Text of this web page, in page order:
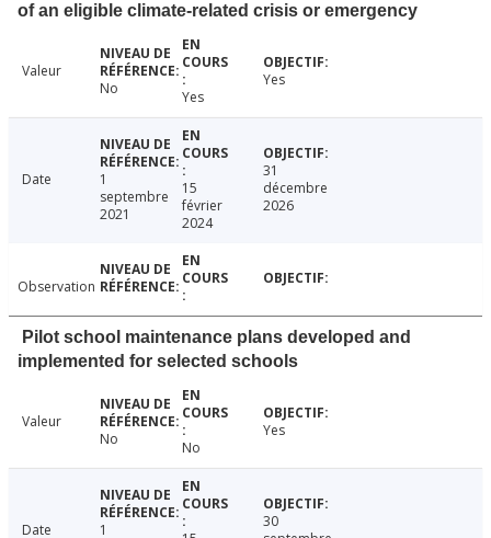
of an eligible climate-related crisis or emergency
Valeur
No
Yes
Yes
Date
1
septembre
2021
15
février
2024
31
décembre
2026
Observation
Pilot school maintenance plans developed and
implemented for selected schools
Valeur
No
No
Yes
Date 1
30